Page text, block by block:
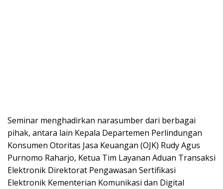
Seminar menghadirkan narasumber dari berbagai
pihak, antara lain Kepala Departemen Perlindungan
Konsumen Otoritas Jasa Keuangan (OJK) Rudy Agus
Purnomo Raharjo, Ketua Tim Layanan Aduan Transaksi
Elektronik Direktorat Pengawasan Sertifikasi
Elektronik Kementerian Komunikasi dan Digital